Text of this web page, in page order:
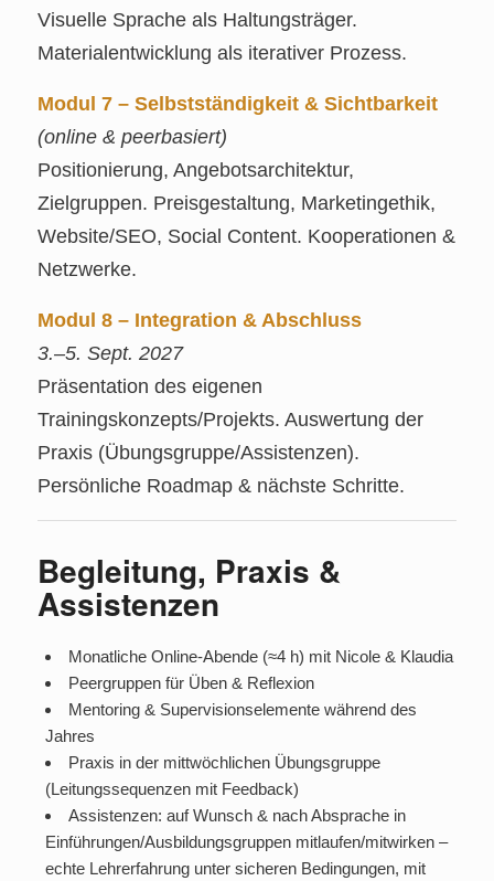
Visuelle Sprache als Haltungsträger.
Materialentwicklung als iterativer Prozess.
Modul 7 – Selbstständigkeit & Sichtbarkeit
(online & peerbasiert)
Positionierung, Angebotsarchitektur,
Zielgruppen. Preisgestaltung, Marketingethik,
Website/SEO, Social Content. Kooperationen &
Netzwerke.
Modul 8 – Integration & Abschluss
3.–5. Sept. 2027
Präsentation des eigenen
Trainingskonzepts/Projekts. Auswertung der
Praxis (Übungsgruppe/Assistenzen).
Persönliche Roadmap & nächste Schritte.
Begleitung, Praxis &
Assistenzen
Monatliche Online‑Abende (≈4 h) mit Nicole & Klaudia
Peergruppen für Üben & Reflexion
Mentoring & Supervisionselemente während des
Jahres
Praxis in der mittwöchlichen Übungsgruppe
(Leitungssequenzen mit Feedback)
Assistenzen: auf Wunsch & nach Absprache in
Einführungen/Ausbildungsgruppen mitlaufen/mitwirken –
echte Lehrerfahrung unter sicheren Bedingungen, mit